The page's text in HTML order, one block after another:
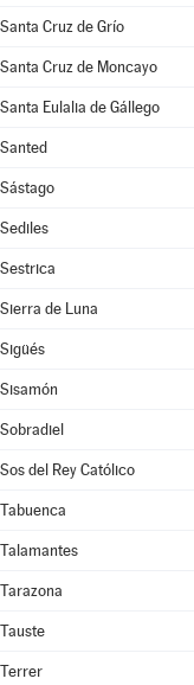
Santa Cruz de Grío
Santa Cruz de Moncayo
Santa Eulalia de Gállego
Santed
Sástago
Sediles
Sestrica
Sierra de Luna
Sigüés
Sisamón
Sobradiel
Sos del Rey Católico
Tabuenca
Talamantes
Tarazona
Tauste
Terrer